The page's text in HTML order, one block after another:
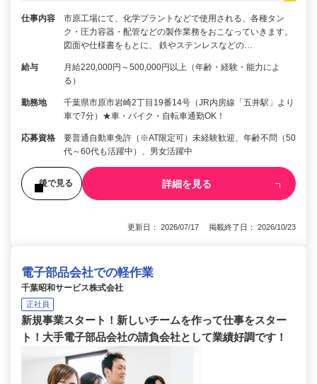
仕事内容
市原工場にて、化学プラントなどで使用される、各種タン
ク・圧力容器・配管などの製作業務をおこなっていきます。
図面や仕様書をもとに、 鉄やステンレスなどの…
給与
月給220,000円～500,000円以上（年齢・経験・能力によ
る）
勤務地
千葉県市原市岩崎2丁目19番14号（JR内房線「五井駅」より
車で7分）★車・バイク・自転車通勤OK！
応募資格
要普通自動車免許（※AT限定可）未経験歓迎、年齢不問（50
代～60代も活躍中）、男女活躍中
後で見る 詳細を見る
更新日： 2026/07/17 掲載終了日： 2026/10/23
電子部品会社での軽作業
千葉昭和サービス株式会社
正社員
新規事業スタート！新しいチームを作って仕事をスター
ト！大手電子部品会社の請負会社として業績好調です！